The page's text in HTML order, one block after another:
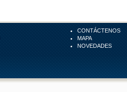
CONTÁCTENOS
MAPA
NOVEDADES